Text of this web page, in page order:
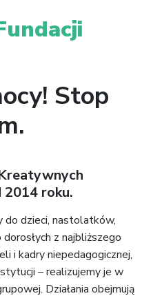
Stop
2014 roku.
do dzieci, nastolatków,
z najbliższego
i kadry niepedagogicznej,
– realizujemy je w
Działania obejmują